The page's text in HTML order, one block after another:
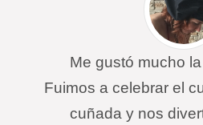
Me gustó mucho
Fuimos a celebrar el
cuñada y nos